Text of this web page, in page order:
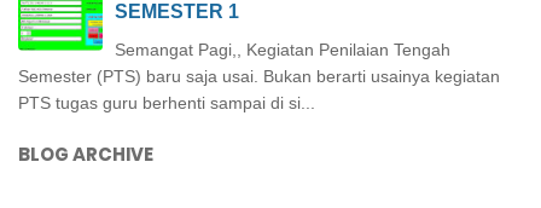
SEMESTER 1
Semangat Pagi,, Kegiatan Penilaian Tengah
Semester (PTS) baru saja usai. Bukan berarti usainya kegiatan
PTS tugas guru berhenti sampai di si...
BLOG ARCHIVE